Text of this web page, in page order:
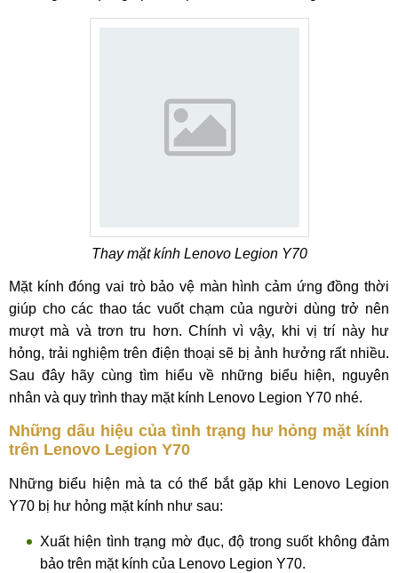
Thay mặt kính Lenovo Legion Y70
Mặt kính đóng vai trò bảo vệ màn hình cảm ứng đồng thời
giúp cho các thao tác vuốt chạm của người dùng trở nên
mượt mà và trơn tru hơn. Chính vì vậy, khi vị trí này hư
hỏng, trải nghiệm trên điện thoại sẽ bị ảnh hưởng rất nhiều.
Sau đây hãy cùng tìm hiểu về những biểu hiện, nguyên
nhân và quy trình thay mặt kính Lenovo Legion Y70 nhé.
Những dấu hiệu của tình trạng hư hỏng mặt kính
trên Lenovo Legion Y70
Những biểu hiện mà ta có thể bắt gặp khi Lenovo Legion
Y70 bị hư hỏng mặt kính như sau:
Xuất hiện tình trạng mờ đục, độ trong suốt không đảm
bảo trên mặt kính của Lenovo Legion Y70.